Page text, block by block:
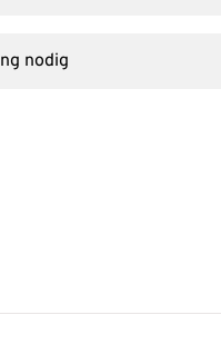
nodig